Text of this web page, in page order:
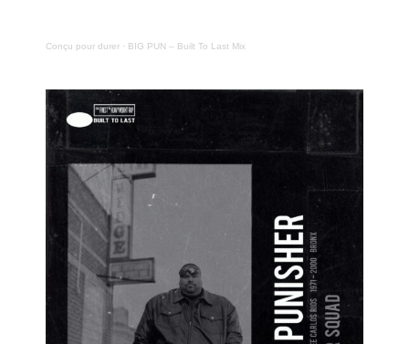
Conçu pour durer · BIG PUN – Built To Last Mix